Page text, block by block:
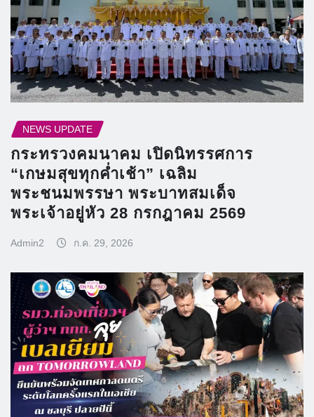
NEWS UPDATE
กระทรวงคมนาคม เปิดนิทรรศการ
“เกษมสุขทุกค่ำเช้า” เฉลิม
พระชนมพรรษา พระบาทสมเด็จ
พระเจ้าอยู่หัว 28 กรกฎาคม 2569
Admin2 ก.ค. 29, 2026